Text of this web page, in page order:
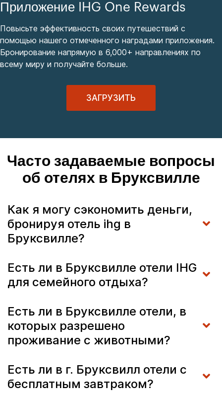
Приложение IHG One Rewards
Повысьте эффективность своих путешествий с
помощью нашего отмеченного наградами приложения.
Бронирование напрямую в 6,000+ направлениях по
всему миру и получайте больше.
ЗАГРУЗИТЬ
Часто задаваемые вопросы
об отелях в Бруксвилле
Как я могу сэкономить деньги,
бронируя отель ihg в
Бруксвилле?
Есть ли в Бруксвилле отели IHG
для семейного отдыха?
Есть ли в Бруксвилле отели, в
которых разрешено
проживание с животными?
Есть ли в г. Бруксвилл отели с
бесплатным завтраком?